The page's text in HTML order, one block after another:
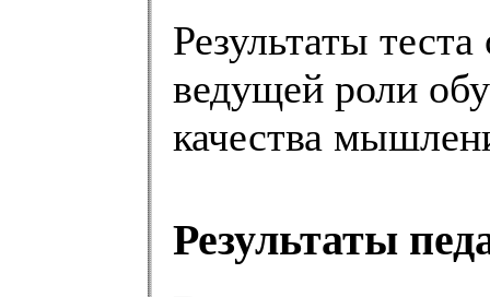
Результаты
ведущей роли
качества
Результаты